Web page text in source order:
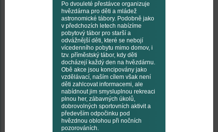
Po dvouleté přestávce organizuje
hvězdárna pro děti a mládež
astronomické tábory. Podobně jako
v předchozích letech nabízíme
pobytový tábor pro starší a
odvážnější děti, které se nebojí
vícedenního pobytu mimo domov, i
tzv. příměstský tábor, kdy děti
docházejí každý den na hvězdárnu.
Obě akce jsou koncipovány jako
vzdělávací, naším cílem však není
děti zahlcovat informacemi, ale
nabídnout jim smysluplnou rekreaci
plnou her, zábavných úkolů,
dobrovolných sportovních aktivit a
především odpočinku pod
hvězdnou oblohou při nočních
pozorováních.